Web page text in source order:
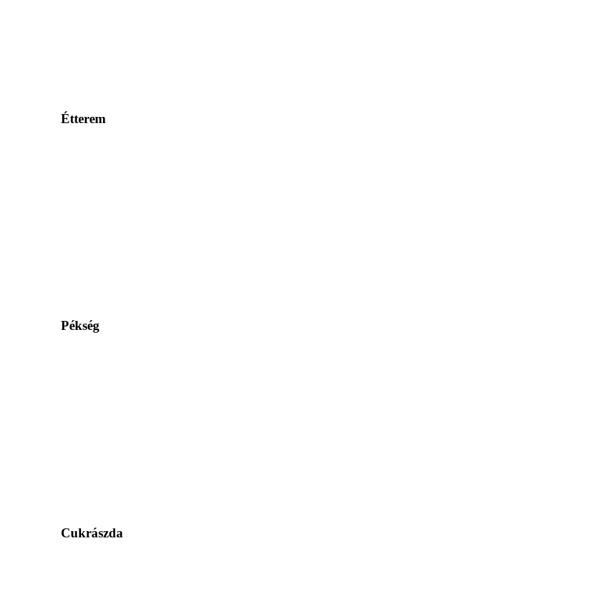
Étterem
Pékség
Cukrászda